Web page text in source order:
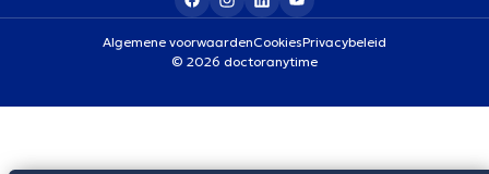
Algemene voorwaardenCookiesPrivacybeleid
© 2026 doctoranytime